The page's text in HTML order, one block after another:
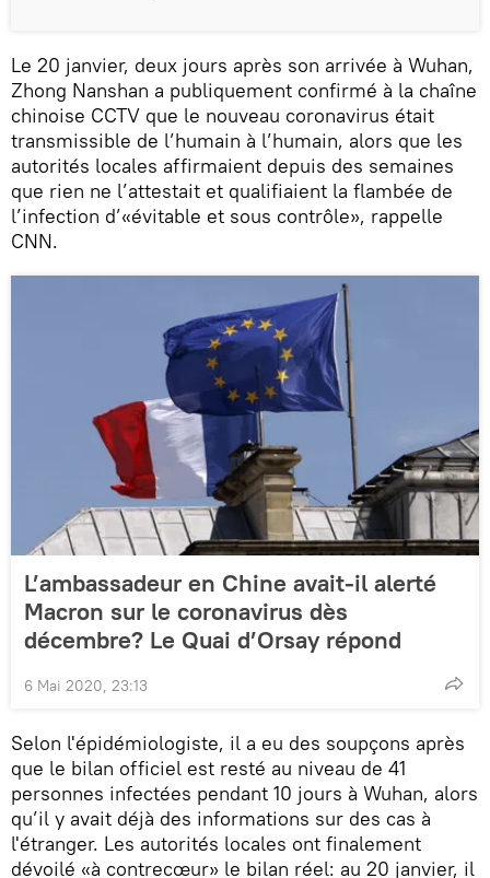
Le 20 janvier, deux jours après son arrivée à Wuhan,
Zhong Nanshan a publiquement confirmé à la chaîne
chinoise CCTV que le nouveau coronavirus était
transmissible de l’humain à l’humain, alors que les
autorités locales affirmaient depuis des semaines
que rien ne l’attestait et qualifiaient la flambée de
l’infection d’«évitable et sous contrôle», rappelle
CNN.
L’ambassadeur en Chine avait-il alerté
Macron sur le coronavirus dès
décembre? Le Quai d’Orsay répond
6 Mai 2020, 23:13
Selon l'épidémiologiste, il a eu des soupçons après
que le bilan officiel est resté au niveau de 41
personnes infectées pendant 10 jours à Wuhan, alors
qu’il y avait déjà des informations sur des cas à
l'étranger. Les autorités locales ont finalement
dévoilé «à contrecœur» le bilan réel: au 20 janvier, il